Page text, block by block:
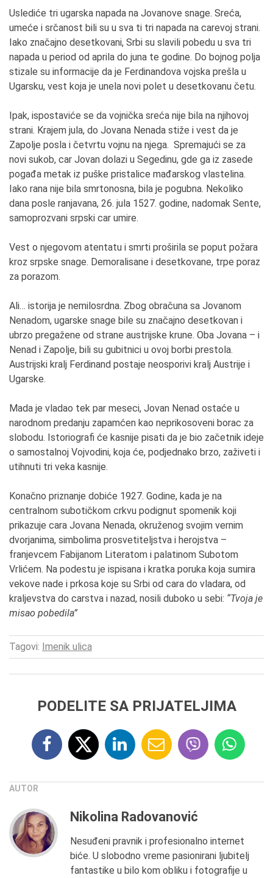
Uslediće tri ugarska napada na Jovanove snage. Sreća,
umeće i srčanost bili su u sva ti tri napada na carevoj strani.
Iako značajno desetkovani, Srbi su slavili pobedu u sva tri
napada u period od aprila do juna te godine. Do bojnog polja
stizale su informacije da je Ferdinandova vojska prešla u
Ugarsku, vest koja je unela novi polet u desetkovanu četu.
Ipak, ispostaviće se da vojnička sreća nije bila na njihovoj
strani. Krajem jula, do Jovana Nenada stiže i vest da je
Zapolje posla i četvrtu vojnu na njega. Spremajući se za
novi sukob, car Jovan dolazi u Segedinu, gde ga iz zasede
pogađa metak iz puške pristalice mađarskog vlastelina.
Iako rana nije bila smrtonosna, bila je pogubna. Nekoliko
dana posle ranjavana, 26. jula 1527. godine, nadomak Sente,
samoprozvani srpski car umire.
Vest o njegovom atentatu i smrti proširila se poput požara
kroz srpske snage. Demoralisane i desetkovane, trpe poraz
za porazom.
Ali… istorija je nemilosrdna. Zbog obračuna sa Jovanom
Nenadom, ugarske snage bile su značajno desetkovan i
ubrzo pregažene od strane austrijske krune. Oba Jovana – i
Nenad i Zapolje, bili su gubitnici u ovoj borbi prestola.
Austrijski kralj Ferdinand postaje neosporivi kralj Austrije i
Ugarske.
Mada je vladao tek par meseci, Jovan Nenad ostaće u
narodnom predanju zapamćen kao neprikosoveni borac za
slobodu. Istoriografi će kasnije pisati da je bio začetnik ideje
o samostalnoj Vojvodini, koja će, podjednako brzo, zaživeti i
utihnuti tri veka kasnije.
Konačno priznanje dobiće 1927. Godine, kada je na
centralnom subotičkom crkvu podignut spomenik koji
prikazuje cara Jovana Nenada, okruženog svojim vernim
dvorjanima, simbolima prosvetiteljstva i herojstva –
franjevcem Fabijanom Literatom i palatinom Subotom
Vrlićem. Na podestu je ispisana i kratka poruka koja sumira
vekove nade i prkosa koje su Srbi od cara do vladara, od
kraljevstva do carstva i nazad, nosili duboko u sebi: “Tvoja je
misao pobedila”
Tagovi: Imenik ulica
PODELITE SA PRIJATELJIMA
AUTOR
Nikolina Radovanović
Nesuđeni pravnik i profesionalno internet
biće. U slobodno vreme pasionirani ljubitelj
fantastike u bilo kom obliku i fotografije u